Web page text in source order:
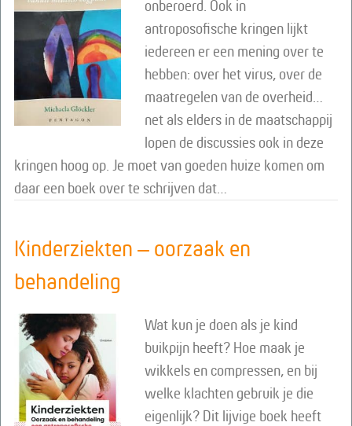
onberoerd. Ook in
antroposofische kringen lijkt
iedereen er een mening over te
hebben: over het virus, over de
maatregelen van de overheid…
net als elders in de maatschappij
lopen de discussies ook in deze
kringen hoog op. Je moet van goeden huize komen om
daar een boek over te schrijven dat…
Kinderziekten – oorzaak en
behandeling
Wat kun je doen als je kind
buikpijn heeft? Hoe maak je
wikkels en compressen, en bij
welke klachten gebruik je die
eigenlijk? Dit lijvige boek heeft